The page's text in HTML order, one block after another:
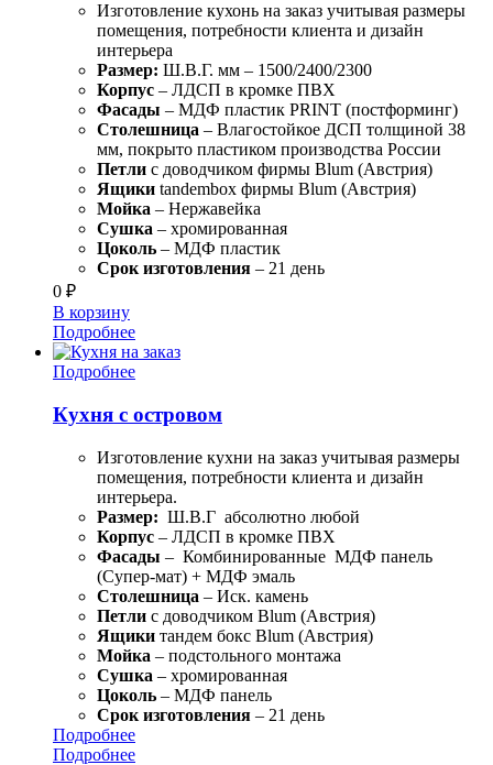
Изготовление кухонь на заказ учитывая размеры
помещения, потребности клиента и дизайн
интерьера
Размер: Ш.В.Г. мм – 1500/2400/2300
Корпус – ЛДСП в кромке ПВХ
Фасады – МДФ пластик PRINT (постформинг)
Столешница – Влагостойкое ДСП толщиной 38
мм, покрыто пластиком производства России
Петли с доводчиком фирмы Blum (Австрия)
Ящики tandembox фирмы Blum (Австрия)
Мойка – Нержавейка
Сушка – хромированная
Цоколь – МДФ пластик
Срок изготовления – 21 день
0 ₽
В корзину
Подробнее
Подробнее
Кухня с островом
Изготовление кухни на заказ учитывая размеры
помещения, потребности клиента и дизайн
интерьера.
Размер: Ш.В.Г абсолютно любой
Корпус – ЛДСП в кромке ПВХ
Фасады – Комбинированные МДФ панель
(Супер-мат) + МДФ эмаль
Столешница – Иск. камень
Петли с доводчиком Blum (Австрия)
Ящики тандем бокс Blum (Австрия)
Мойка – подстольного монтажа
Сушка – хромированная
Цоколь – МДФ панель
Срок изготовления – 21 день
Подробнее
Подробнее